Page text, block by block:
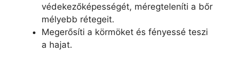
védekezőképességét, méregteleníti a bőr
mélyebb rétegeit.
Megerősíti a körmöket és fényessé teszi
a hajat.